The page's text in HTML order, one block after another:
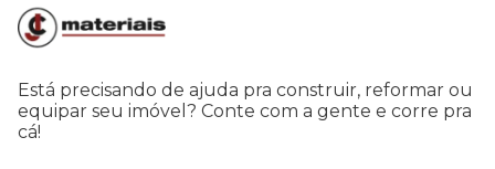
Está precisando de ajuda pra construir, reformar ou
equipar seu imóvel? Conte com a gente e corre pra
cá!